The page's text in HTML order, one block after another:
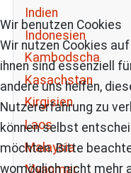
Indien
Indonesien
Kambodscha
Kasachstan
Kirgisien
Laos
Malaysia
Myanmar
Wir benutzen Cookies
Wir nutzen Cookies
ihnen sind essenziell
andere uns helfen,
Nutzererfahrung zu
können selbst
möchten. Bitte
womöglich nicht mehr